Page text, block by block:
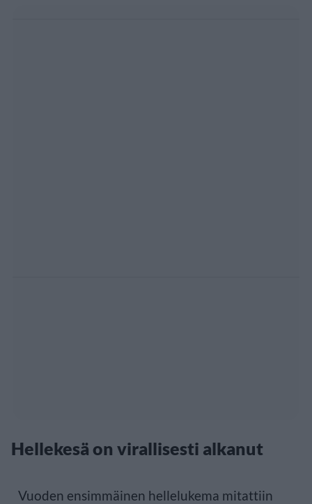
Hellekesä on virallisesti alkanut
Vuoden ensimmäinen hellelukema mitattiin